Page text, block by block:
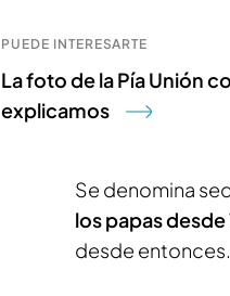
PUEDE INTERESARTE
La foto de la Pía Unión
explicamos
Se denomina
los papas desde
desde entonces.